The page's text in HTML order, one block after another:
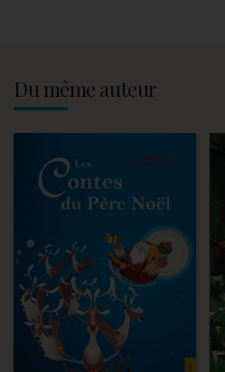
Du même auteur